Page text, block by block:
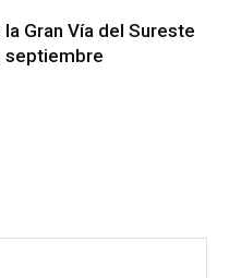
Gran Vía del Sureste
septiembre